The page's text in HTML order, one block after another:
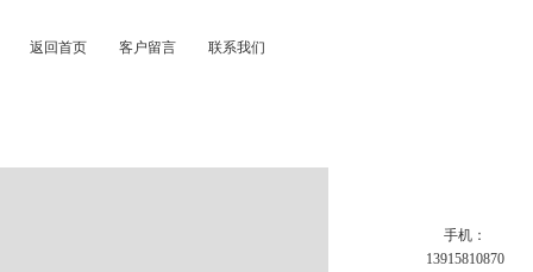
返回首页 客户留言 联系我们
手机：
13915810870